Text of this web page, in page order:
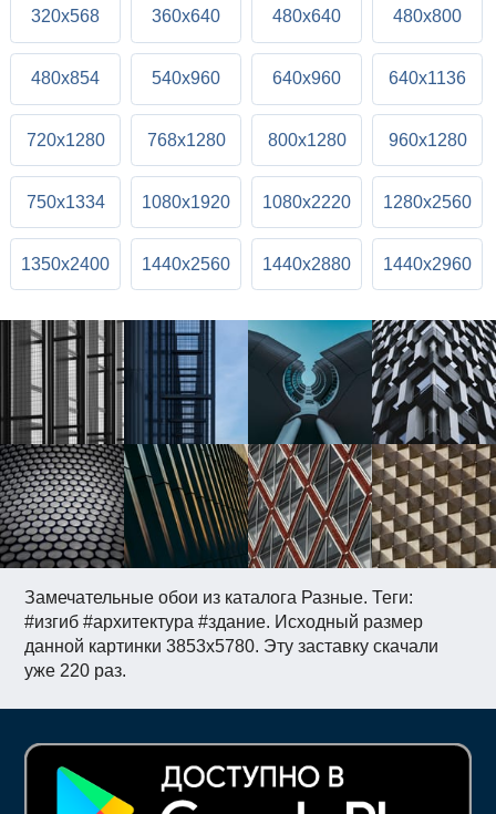
Замечательные обои из каталога Разные. Теги:
#изгиб #архитектура #здание. Исходный размер
данной картинки 3853x5780. Эту заставку скачали
уже 220 раз.
320x568 360x640 480x640 480x800
480x854 540x960 640x960 640x1136
720x1280 768x1280 800x1280 960x1280
750x1334 1080x1920 1080x2220 1280x2560
1350x2400 1440x2560 1440x2880 1440x2960